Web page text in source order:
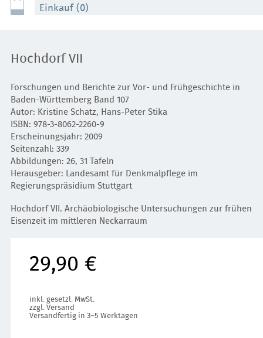
Einkauf (0)
Hochdorf VII
Forschungen und Berichte zur Vor- und Frühgeschichte in
Baden-Württemberg Band 107
Autor: Kristine Schatz, Hans-Peter Stika
ISBN: 978-3-8062-2260-9
Erscheinungsjahr: 2009
Seitenzahl: 339
Abbildungen: 26, 31 Tafeln
Herausgeber: Landesamt für Denkmalpflege im
Regierungspräsidium Stuttgart
Hochdorf VII. Archäobiologische Untersuchungen zur frühen
Eisenzeit im mittleren Neckarraum
29,90 €
inkl. gesetzl. MwSt.
zzgl. Versand
Versandfertig in 3–5 Werktagen